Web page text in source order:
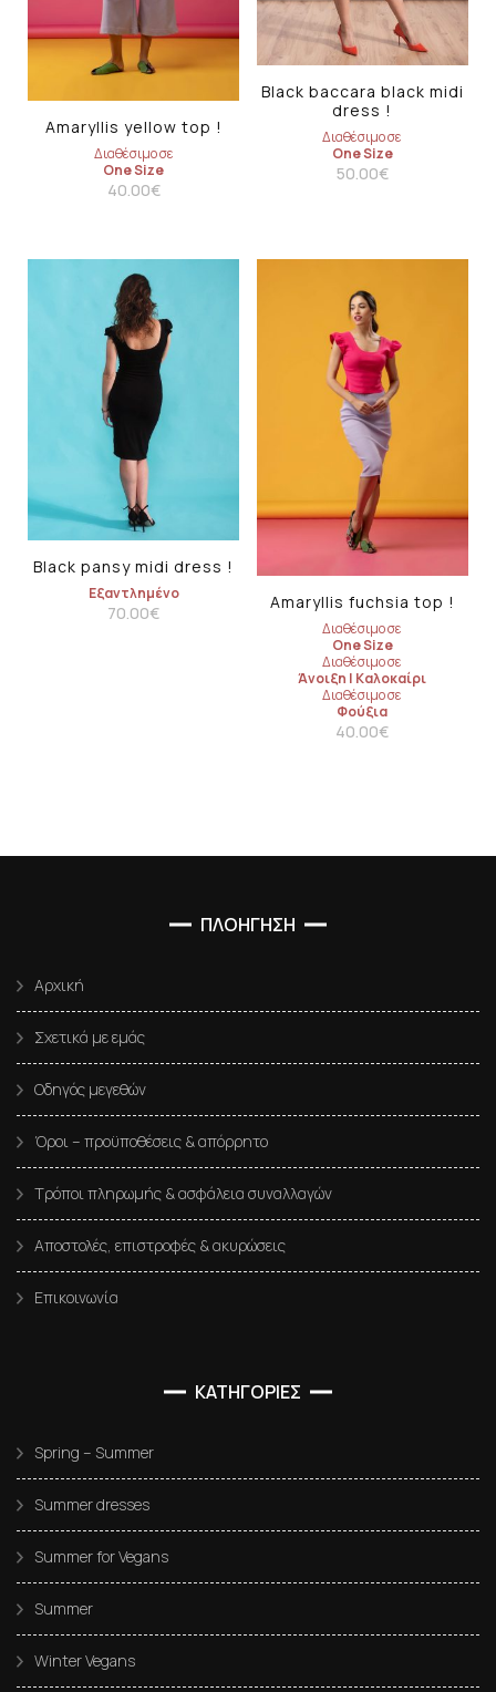
Amaryllis yellow top !
Διαθέσιμο σε
One Size
40.00€
Black baccara black midi
dress !
Διαθέσιμο σε
One Size
50.00€
Black pansy midi dress !
Εξαντλημένο
70.00€
Amaryllis fuchsia top !
Διαθέσιμο σε
One Size
Διαθέσιμο σε
Άνοιξη | Καλοκαίρι
Διαθέσιμο σε
Φούξια
40.00€
ΠΛΟΗΓΗΣΗ
Αρχική
Σχετικά με εμάς
Οδηγός μεγεθών
Όροι – προϋποθέσεις & απόρρητο
Τρόποι πληρωμής & ασφάλεια συναλλαγών
Αποστολές, επιστροφές & ακυρώσεις
Επικοινωνία
ΚΑΤΗΓΟΡΙΕΣ
Spring – Summer
Summer dresses
Summer for Vegans
Summer
Winter Vegans